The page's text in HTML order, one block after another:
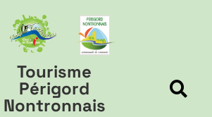
Tourisme
Périgord
Nontronnais